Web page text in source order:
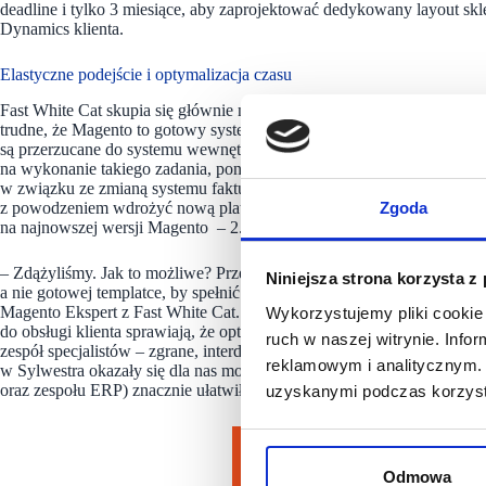
Zgoda
Niniejsza strona korzysta z
Wykorzystujemy pliki
ruch w naszej witrynie.
reklamowym i
uzyskanymi podczas
Odmowa
deadline i tylko 3 miesiące, aby zaprojektować dedykowany layout
Dynamics klienta.
Elastyczne podejście i optymalizacja czasu
Fast White Cat skupia się głównie na rozwiązaniach eCommerce
trudne, że Magento to gotowy system bez spersonalizowanej
są przerzucane do systemu wewnętrznego, a następnie procesowane i
na wykonanie takiego zadania, ponieważ definitywny deadline
w związku ze zmianą systemu fakturowania od stycznia. To jedynie
z powodzeniem wdrożyć nową platformę z działającym systemem.
na najnowszej wersji Magento – 2.3.
– Zdążyliśmy. Jak to możliwe? Przeprocesowaliśmy integrację
a nie gotowej templatce, by spełnić wymagania klienta. Główną rolę
Magento Ekspert z Fast White Cat. – Kilkadziesiąt zrealizowanych
do obsługi klienta sprawiają, że optymalizujemy czas wdrożenia oraz
zespół specjalistów – zgrane, interdyscyplinarne teamy i świetna
w Sylwestra okazały się dla nas możliwe. Zaangażowanie w projekt
oraz zespołu ERP) znacznie ułatwiło cały proces – dodaje.